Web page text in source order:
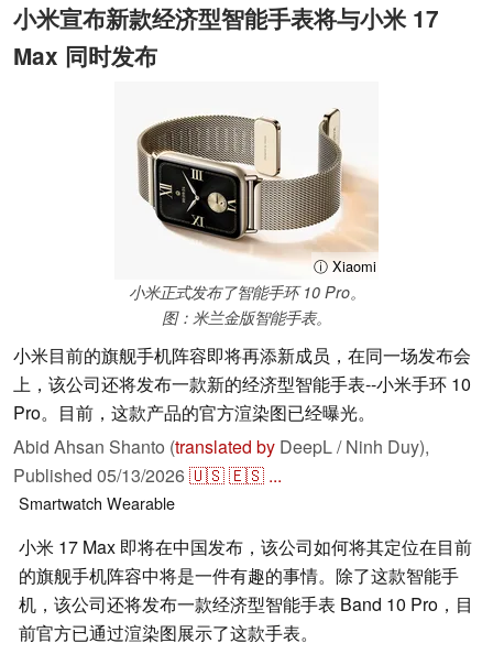
小米宣布新款经济型智能手表将与小米 17
Max 同时发布
ⓘ Xiaomi
小米正式发布了智能手环 10 Pro。
图：米兰金版智能手表。
小米目前的旗舰手机阵容即将再添新成员，在同一场发布会
上，该公司还将发布一款新的经济型智能手表--小米手环 10
Pro。目前，这款产品的官方渲染图已经曝光。
Abid Ahsan Shanto (translated by DeepL / Ninh Duy),
Published 05/13/2026🇺🇸🇪🇸 ...
Smartwatch Wearable
小米 17 Max 即将在中国发布，该公司如何将其定位在目前
的旗舰手机阵容中将是一件有趣的事情。除了这款智能手
机，该公司还将发布一款经济型智能手表 Band 10 Pro，目
前官方已通过渲染图展示了这款手表。